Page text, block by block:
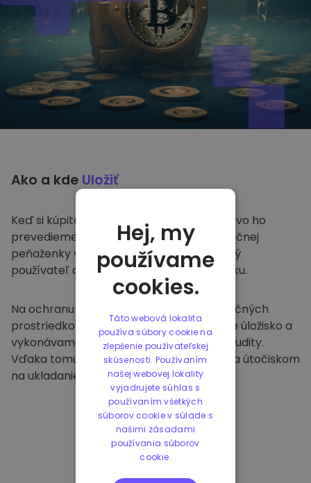
Ako a kde Uložiť
Keď si kúpite na Kriptomat
, bezproblémovo ho
prevedieme do vašej vyhradenej a bezpečnej
peňaženky v rámci našej platformy. Každý
používateľ dostane individuálnu peňaženku.
Na ochranu našich zákazníkov a ich finančných
prostriedkov ponúkame bezpečné offline úložisko a
vykonávame pravidelné bezpečnostné audity.
Vďaka tomuto prístupu je naša platforma útočiskom
na ukladanie a iných kryptomien.
Hej, my
používame
cookies.
Táto webová lokalita
používa súbory cookie na
zlepšenie používateľskej
skúsenosti. Používaním
našej webovej lokality
vyjadrujete súhlas s
používaním všetkých
súborov cookie v súlade s
našimi zásadami
používania súborov
cookie.